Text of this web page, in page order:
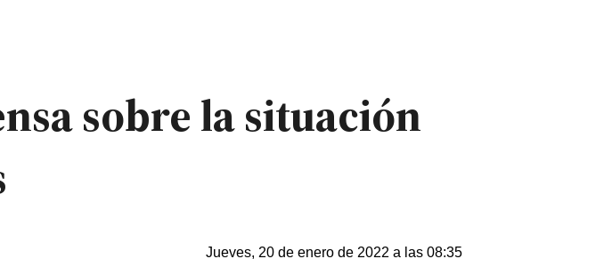
sobre la situación
Jueves, 20 de enero de 2022 a las 08:35